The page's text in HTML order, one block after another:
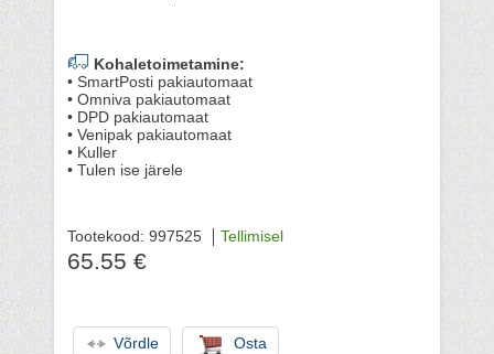
Kohaletoimetamine:
• SmartPosti pakiautomaat
• Omniva pakiautomaat
• DPD pakiautomaat
• Venipak pakiautomaat
• Kuller
• Tulen ise järele
Tootekood: 997525 Tellimisel
65.55 €
Võrdle Osta